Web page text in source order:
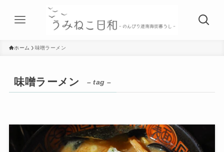
ホーム 味噌ラーメン
味噌ラーメン – tag –